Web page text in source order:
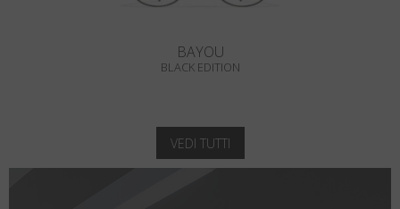
BAYOU
BLACK EDITION
VEDI TUTTI